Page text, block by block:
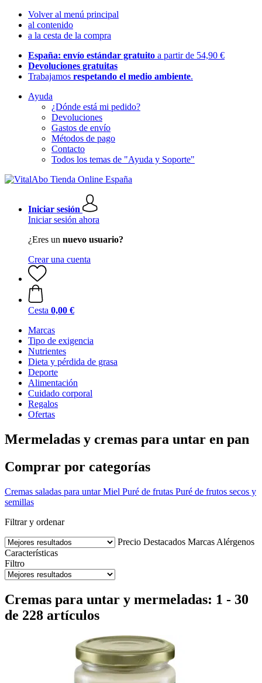
Volver al menú principal
al contenido
a la cesta de la compra
España: envío estándar gratuito a partir de 54,90 €
Devoluciones gratuitas
Trabajamos respetando el medio ambiente.
Ayuda
¿Dónde está mi pedido?
Devoluciones
Gastos de envío
Métodos de pago
Contacto
Todos los temas de "Ayuda y Soporte"
Iniciar sesión
Iniciar sesión ahora
¿Eres un nuevo usuario?
Crear una cuenta
Cesta 0,00 €
Marcas
Tipo de exigencia
Nutrientes
Dieta y pérdida de grasa
Deporte
Alimentación
Cuidado corporal
Regalos
Ofertas
Mermeladas y cremas para untar en pan
Comprar por categorías
Cremas saladas para untar Miel Puré de frutas Puré de frutos secos y
semillas
Filtrar y ordenar
Precio Destacados Marcas Alérgenos
Características
Filtro
Cremas para untar y mermeladas: 1 - 30
de 228 artículos